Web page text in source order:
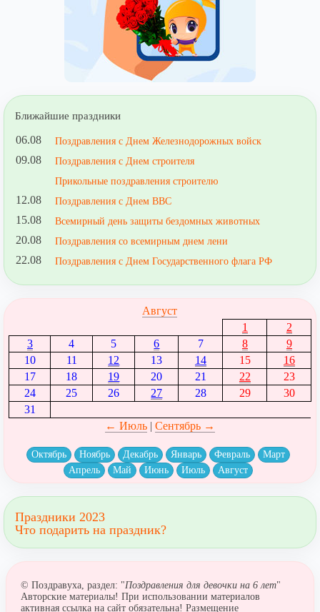
Ближайшие праздники
06.08 Поздравления с Днем Железнодорожных войск
09.08
Поздравления с Днем строителя
Прикольные поздравления строителю
12.08 Поздравления с Днем ВВС
15.08 Всемирный день защиты бездомных животных
20.08 Поздравления со всемирным днем лени
22.08 Поздравления с Днем Государственного флага РФ
Август
1
2
3
4 5 6 7 8
9
10
11 12 13 14 15
16
17
18 19 20 21 22
23
24
25 26 27 28 29
30
31
← Июль| Сентябрь →
Октябрь Ноябрь Декабрь Январь Февраль
Март
Апрель
Май Июнь Июль Август
Праздники 2023
Что подарить на праздник?
© Поздравуха, раздел: "Поздравления для девочки на 6 лет"
Авторские материалы! При использовании материалов
активная ссылка на сайт обязательна! Размещение